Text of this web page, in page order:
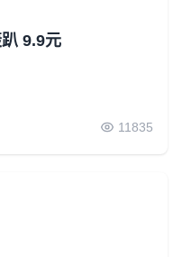
9.9元
11835